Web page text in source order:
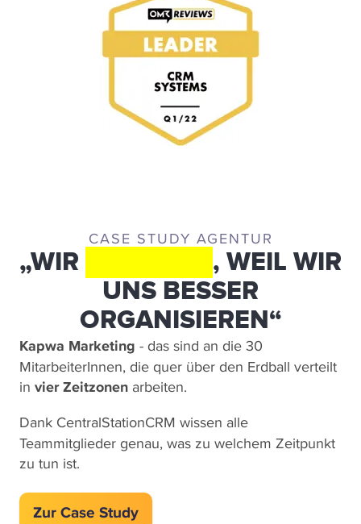
CASE STUDY AGENTUR
„WIR
, WEIL WIR
UNS BESSER
ORGANISIEREN“
Kapwa Marketing - das sind an die 30
MitarbeiterInnen, die quer über den Erdball verteilt
in vier Zeitzonen arbeiten.
Dank CentralStationCRM wissen alle
Teammitglieder genau, was zu welchem Zeitpunkt
zu tun ist.
Zur Case Study